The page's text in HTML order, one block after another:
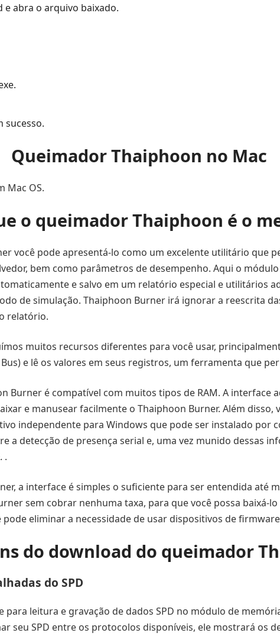
e abra o arquivo baixado.
sucesso.
Queimador Thaiphoon no Mac
Mac OS.
o queimador Thaiphoon é o
você pode apresentá-lo como um excelente utilitário que
bem como parâmetros de desempenho. Aqui o
e salvo em um relatório especial e utilitários
de simulação. Thaiphoon Burner irá ignorar a reescrita
relatório.
muitos recursos diferentes para você usar,
e lê os valores em seus registros, um ferramenta que
Burner é compatível com muitos tipos de RAM. A interface
e manusear facilmente o Thaiphoon Burner. Além
independente para Windows que pode ser instalado por
a detecção de presença serial e, uma vez munido dessas
.
a interface é simples o suficiente para ser entendida até
sem cobrar nenhuma taxa, para que você possa baixá-
eliminar a necessidade de usar dispositivos de
do download do queimador
do SPD
leitura e gravação de dados SPD no módulo de
seu SPD entre os protocolos disponíveis, ele mostrará os